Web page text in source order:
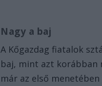
Nagy a baj
A Kőgazdag fiatalok
baj, mint azt korábban
már az első